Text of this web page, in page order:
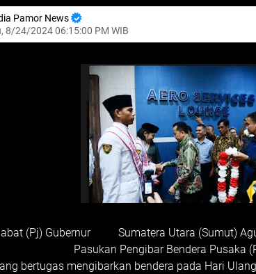
Pamor News
8/24/2024 06:15:00 PM WIB
(Pj) Gubernur Sumatera Utara (Sumut)
Pasukan Pengibar Bendera Pusaka
bertugas mengibarkan bendera pada Hari